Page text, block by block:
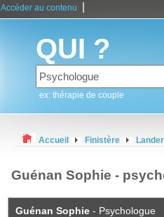
Accéder au contenu
QUI ?
ex: thérapie de couple
Accueil Finistère
Guénan Sophie -
Guénan Sophie - Psychologue